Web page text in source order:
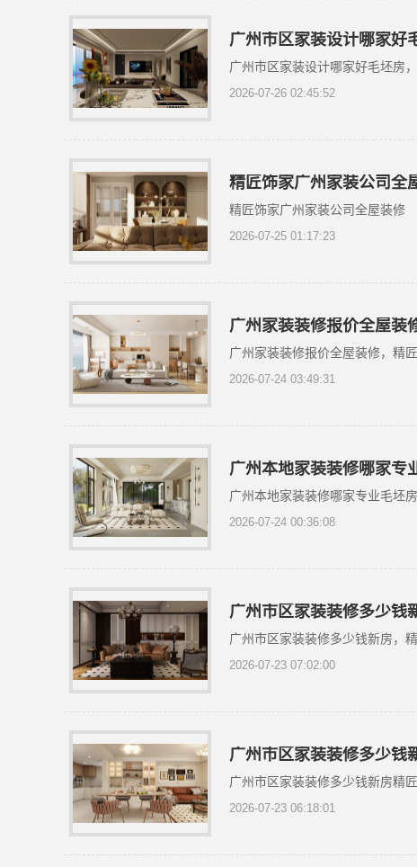
广州市区家装设计哪家好
广州市区家装设计哪家好毛坯房
2026-07-26 02:45:52
精匠饰家广州家装公司全
精匠饰家广州家装公司全屋装修
2026-07-25 01:17:23
广州家装装修报价全屋装
广州家装装修报价全屋装修，精
2026-07-24 03:49:31
广州本地家装装修哪家专
广州本地家装装修哪家专业毛坯
2026-07-24 00:36:08
广州市区家装装修多少钱
广州市区家装装修多少钱新房，
2026-07-23 07:02:00
广州市区家装装修多少钱
广州市区家装装修多少钱新房精
2026-07-23 06:18:01